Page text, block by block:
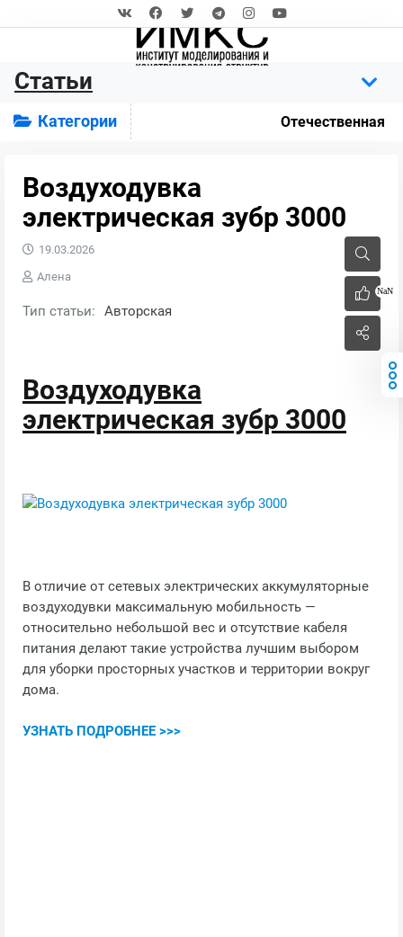
Статьи
Категории Отечественная
Воздуходувка
электрическая зубр 3000
NaN
19.03.2026
Алена
Тип статьи: Авторская
Воздуходувка
электрическая зубр 3000
В отличие от сетевых электрических аккумуляторные
воздуходувки максимальную мобильность —
относительно небольшой вес и отсутствие кабеля
питания делают такие устройства лучшим выбором
для уборки просторных участков и территории вокруг
дома.
УЗНАТЬ ПОДРОБНЕЕ >>>